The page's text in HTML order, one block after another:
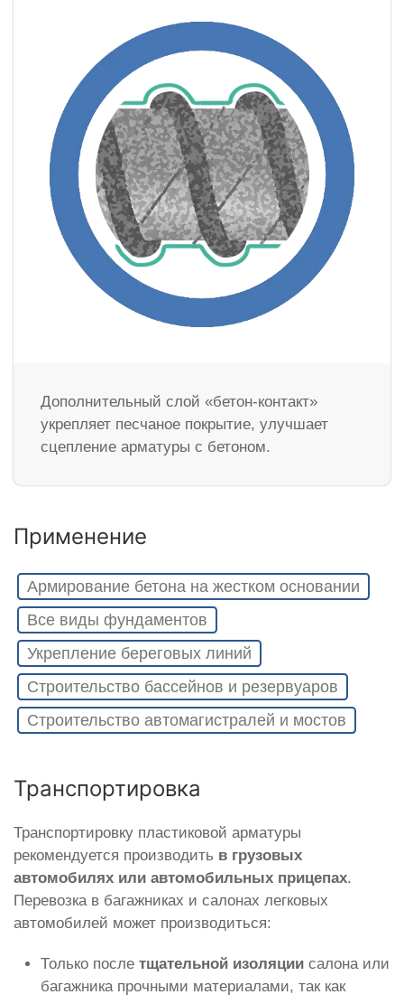
Дополнительный слой «бетон-контакт»
укрепляет песчаное покрытие, улучшает
сцепление арматуры с бетоном.
Применение
Армирование бетона на жестком основании
Все виды фундаментов
Укрепление береговых линий
Строительство бассейнов и резервуаров
Строительство автомагистралей и мостов
Транспортировка
Транспортировку пластиковой арматуры
рекомендуется производить в грузовых
автомобилях или автомобильных прицепах.
Перевозка в багажниках и салонах легковых
автомобилей может производиться:
Только после тщательной изоляции салона или
багажника прочными материалами, так как